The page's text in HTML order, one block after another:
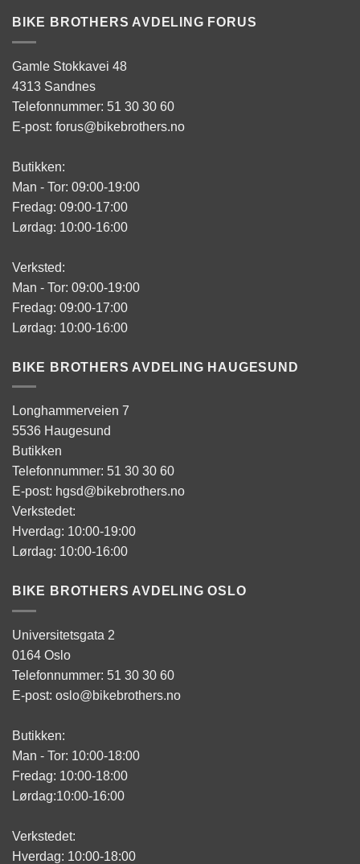
BIKE BROTHERS AVDELING FORUS
Gamle Stokkavei 48
4313 Sandnes
Telefonnummer: 51 30 30 60
E-post: forus@bikebrothers.no
Butikken:
Man - Tor: 09:00-19:00
Fredag: 09:00-17:00
Lørdag: 10:00-16:00
Verksted:
Man - Tor: 09:00-19:00
Fredag: 09:00-17:00
Lørdag: 10:00-16:00
BIKE BROTHERS AVDELING HAUGESUND
Longhammerveien 7
5536 Haugesund
Butikken
Telefonnummer: 51 30 30 60
E-post: hgsd@bikebrothers.no
Verkstedet:
Hverdag: 10:00-19:00
Lørdag: 10:00-16:00
BIKE BROTHERS AVDELING OSLO
Universitetsgata 2
0164 Oslo
Telefonnummer: 51 30 30 60
E-post: oslo@bikebrothers.no
Butikken:
Man - Tor: 10:00-18:00
Fredag: 10:00-18:00
Lørdag:10:00-16:00
Verkstedet:
Hverdag: 10:00-18:00